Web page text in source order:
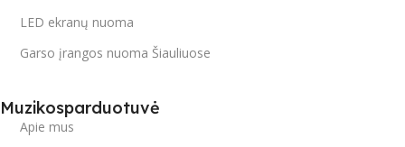
LED ekranų nuoma
Garso įrangos nuoma Šiauliuose
Muzikosparduotuvė
Apie mus